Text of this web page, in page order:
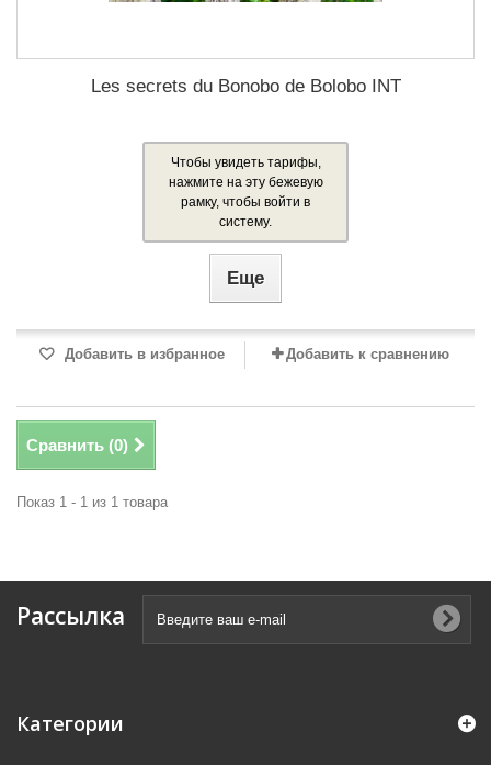
Les secrets du Bonobo de Bolobo INT
Чтобы увидеть тарифы,
нажмите на эту бежевую
рамку, чтобы войти в
систему.
Еще
Добавить в избранное Добавить к сравнению
Сравнить (0)
Показ 1 - 1 из 1 товара
Рассылка
Категории